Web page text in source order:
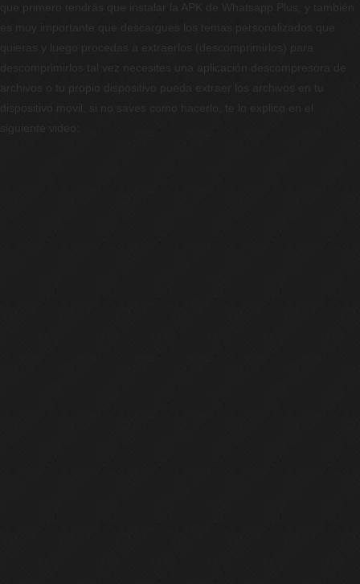
que primero tendrás que instalar la APK de Whatsapp Plus, y también
quieras y luego procedas a extraerlos (descomprimirlos) para
archivos o tu propio dispositivo pueda extraer los archivos en tu
siguiente video: